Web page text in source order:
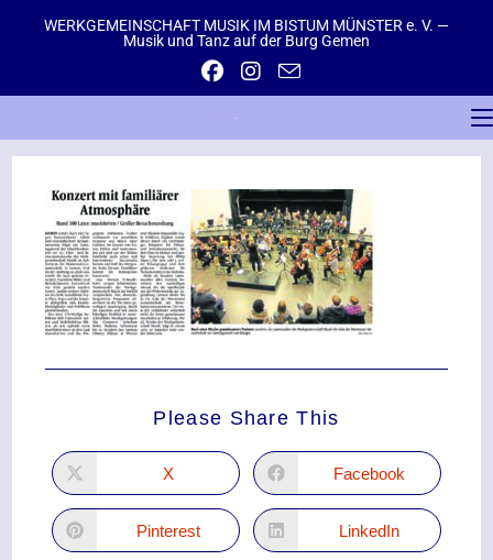
WERKGEMEINSCHAFT MUSIK IM BISTUM MÜNSTER e. V. —
Musik und Tanz auf der Burg Gemen
Please Share This
X Facebook
Pinterest LinkedIn